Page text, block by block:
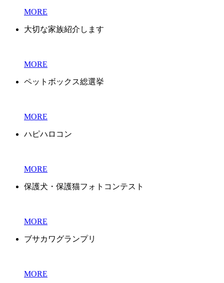
MORE
大切な家族紹介します
MORE
ペットボックス総選挙
MORE
ハピハロコン
MORE
保護犬・保護猫フォトコンテスト
MORE
ブサカワグランプリ
MORE